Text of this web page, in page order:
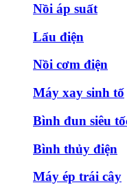
Nồi áp suất
Lẩu điện
Nồi cơm điện
Máy xay sinh tố
Bình đun siêu
Bình thủy điện
Máy ép trái cây